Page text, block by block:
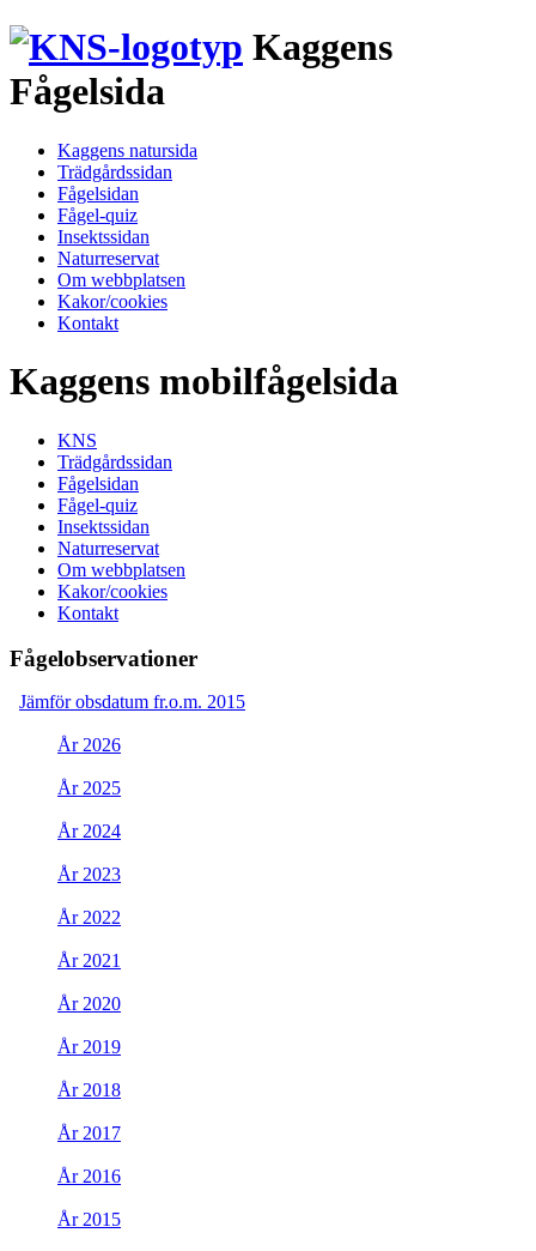
Kaggens
Fågelsida
Kaggens natursida
Trädgårdssidan
Fågelsidan
Fågel-quiz
Insektssidan
Naturreservat
Om webbplatsen
Kakor/cookies
Kontakt
Kaggens mobilfågelsida
KNS
Trädgårdssidan
Fågelsidan
Fågel-quiz
Insektssidan
Naturreservat
Om webbplatsen
Kakor/cookies
Kontakt
Fågelobservationer
Jämför obsdatum fr.o.m. 2015
År 2026
År 2025
År 2024
År 2023
År 2022
År 2021
År 2020
År 2019
År 2018
År 2017
År 2016
År 2015